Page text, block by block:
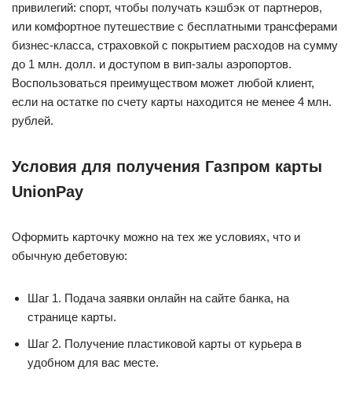
привилегий: спорт, чтобы получать кэшбэк от партнеров,
или комфортное путешествие с бесплатными трансферами
бизнес-класса, страховкой с покрытием расходов на сумму
до 1 млн. долл. и доступом в вип-залы аэропортов.
Воспользоваться преимуществом может любой клиент,
если на остатке по счету карты находится не менее 4 млн.
рублей.
Условия для получения Газпром карты
UnionPay
Оформить карточку можно на тех же условиях, что и
обычную дебетовую:
Шаг 1. Подача заявки онлайн на сайте банка, на
странице карты.
Шаг 2. Получение пластиковой карты от курьера в
удобном для вас месте.